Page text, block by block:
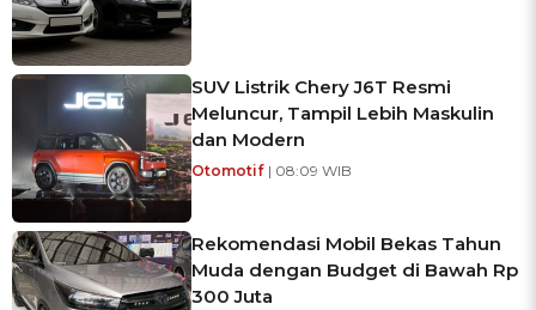
SUV Listrik Chery J6T Resmi
Meluncur, Tampil Lebih Maskulin
dan Modern
Otomotif | 08:09 WIB
Rekomendasi Mobil Bekas Tahun
Muda dengan Budget di Bawah Rp
300 Juta